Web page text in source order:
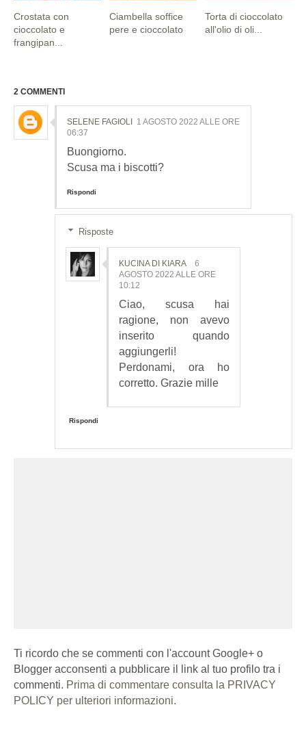
Crostata con
cioccolato e
frangipan...
Ciambella soffice
pere e cioccolato
Torta di cioccolato
all'olio di oli...
2 COMMENTI
SELENE FAGIOLI
1 AGOSTO 2022 ALLE ORE
06:37
Buongiorno.
Scusa ma i biscotti?
Rispondi
Risposte
KUCINA DI KIARA
6
AGOSTO 2022 ALLE ORE
10:12
Ciao, scusa hai
ragione, non avevo
inserito quando
aggiungerli!
Perdonami, ora ho
corretto. Grazie mille
Rispondi
Ti ricordo che se commenti con l'account Google+ o
Blogger acconsenti a pubblicare il link al tuo profilo tra i
commenti. Prima di commentare consulta la PRIVACY
POLICY per ulteriori informazioni.